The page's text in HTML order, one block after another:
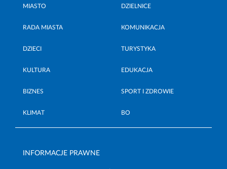
MIASTO DZIELNICE
RADA MIASTA KOMUNIKACJA
DZIECI TURYSTYKA
KULTURA EDUKACJA
BIZNES SPORT I ZDROWIE
KLIMAT BO
INFORMACJE PRAWNE